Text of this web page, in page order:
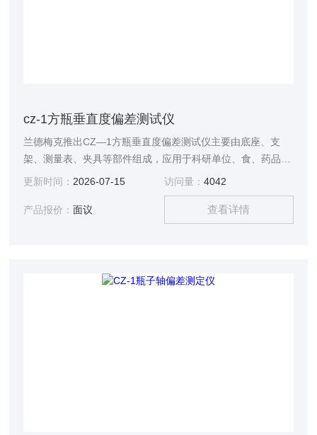
cz-1方瓶垂直度偏差测试仪
兰德梅克推出CZ—1方瓶垂直度偏差测试仪主要由底座、支
架、测量表、夹具等部件组成，应用于科研单位、食、药品等
业各种方形瓶容器生产企业
更新时间： 2026-07-15 访问量： 4042
产品报价：面议 查看详情